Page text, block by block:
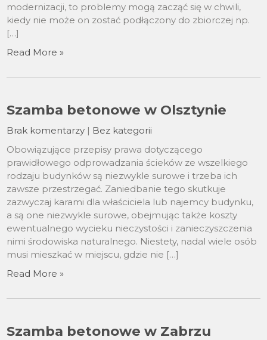
modernizacji, to problemy mogą zacząć się w chwili,
kiedy nie może on zostać podłączony do zbiorczej np.
[…]
Read More »
Szamba betonowe w Olsztynie
Brak komentarzy | Bez kategorii
Obowiązujące przepisy prawa dotyczącego
prawidłowego odprowadzania ścieków ze wszelkiego
rodzaju budynków są niezwykle surowe i trzeba ich
zawsze przestrzegać. Zaniedbanie tego skutkuje
zazwyczaj karami dla właściciela lub najemcy budynku,
a są one niezwykle surowe, obejmując także koszty
ewentualnego wycieku nieczystości i zanieczyszczenia
nimi środowiska naturalnego. Niestety, nadal wiele osób
musi mieszkać w miejscu, gdzie nie […]
Read More »
Szamba betonowe w Zabrzu